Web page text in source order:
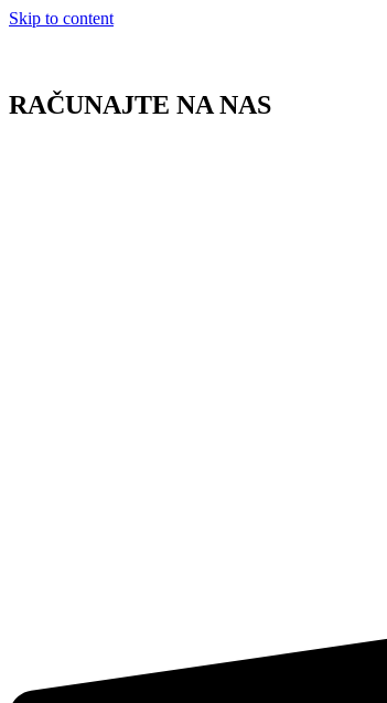
Skip to content
RAČUNAJTE NA NAS